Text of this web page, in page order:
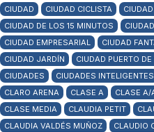
CIUDAD
CIUDAD CICLISTA
CIUDAD DE LOS 15 MINUTOS
CIUDAD EMPRESARIAL
CIUDAD
CIUDAD JARDÍN
CIUDAD PUERTO
CIUDADES
CIUDADES INTELIGENTES
CLARO ARENA
CLASE A CLASE A/
CLASE MEDIA
CLAUDIA PETIT
CLAUDIA VALDÉS MUÑOZ
CLAUDIO